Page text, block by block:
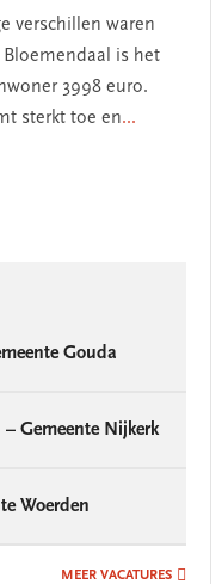
verschillen waren
is het
3998 euro.
sterkt toe en...
Gouda
Gemeente Nijkerk
Woerden
MEER VACATURES